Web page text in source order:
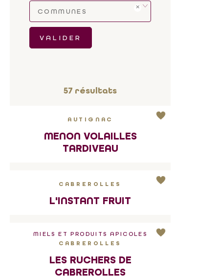
COMMUNES
VALIDER
57 résultats
AUTIGNAC
MENON VOLAILLES
TARDIVEAU
CABREROLLES
L'INSTANT FRUIT
MIELS ET PRODUITS APICOLES
CABREROLLES
LES RUCHERS DE
CABREROLLES